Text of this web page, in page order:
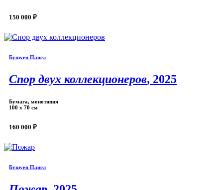
150 000 ₽
Бушуев Павел
Спор двух коллекционеров, 2025
Бумага, монотипия
100 х 70 см
160 000 ₽
Бушуев Павел